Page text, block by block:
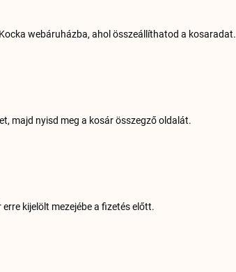
webáruházba, ahol összeállíthatod a kosaradat.
majd nyisd meg a kosár összegző oldalát.
kijelölt mezejébe a fizetés előtt.